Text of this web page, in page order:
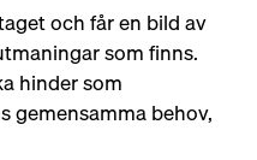
och får en bild av
som finns.
hinder som
gemensamma behov,